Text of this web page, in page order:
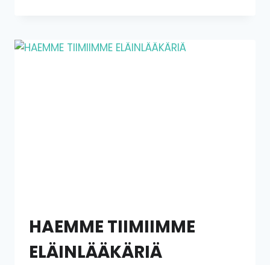
JÄSEN?
HAEMME TIIMIIMME
ELÄINLÄÄKÄRIÄ